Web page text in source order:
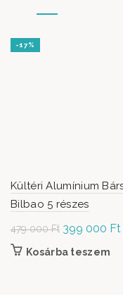
-17%
Kültéri Alumínium
Bilbao 5 részes
479 000Ft Original
price was:
399 000 Ft
Kosárba teszem